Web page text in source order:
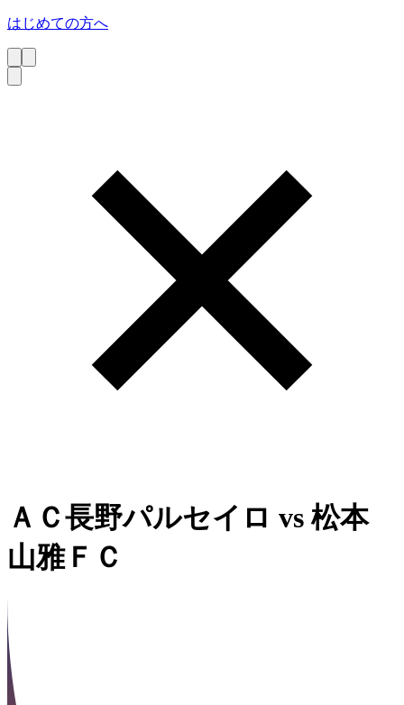
はじめての方へ
ＡＣ長野パルセイロ vs 松本
山雅ＦＣ